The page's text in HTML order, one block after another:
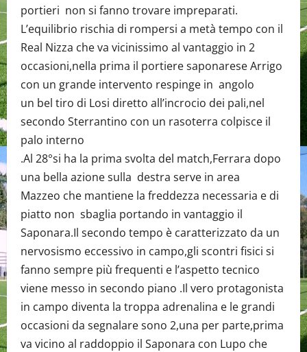
portieri non si fanno trovare impreparati.
L’equilibrio rischia di rompersi a metà tempo con il
Real Nizza che va vicinissimo al vantaggio in 2
occasioni,nella prima il portiere saponarese Arrigo
con un grande intervento respinge in angolo
un bel tiro di Losi diretto all’incrocio dei pali,nel
secondo Sterrantino con un rasoterra colpisce il
palo interno
.Al 28°si ha la prima svolta del match,Ferrara dopo
una bella azione sulla destra serve in area
Mazzeo che mantiene la freddezza necessaria e di
piatto non sbaglia portando in vantaggio il
Saponara.Il secondo tempo è caratterizzato da un
nervosismo eccessivo in campo,gli scontri fisici si
fanno sempre più frequenti e l’aspetto tecnico
viene messo in secondo piano .Il vero protagonista
in campo diventa la troppa adrenalina e le grandi
occasioni da segnalare sono 2,una per parte,prima
va vicino al raddoppio il Saponara con Lupo che